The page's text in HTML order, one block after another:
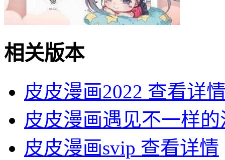
相关版本
皮皮漫画2022 查看详
皮皮漫画遇见不一样
皮皮漫画svip 查看详情